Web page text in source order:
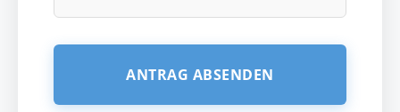
ANTRAG ABSENDEN